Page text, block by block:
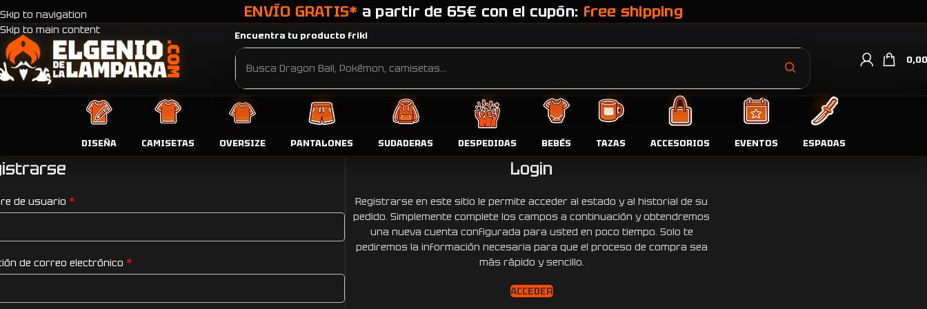
Skip to navigation
Skip to main content
ENVÍO GRATIS* a partir de 65€ con el cupón: free shipping
Encuentra tu producto friki
0,00
DISEÑA CAMISETAS OVERSIZE PANTALONES SUDADERAS DESPEDIDAS BEBÉS TAZAS ACCESORIOS EVENTOS ESPADAS
¡Hola! Aquí tienes tu área personal. Gestiona desde aquí tus pedidos, direcciones y métodos de pago o canjea tus puntos para obtener descuentos en tus pedidos.
de usuario *
de correo electrónico *
Login
Registrarse en este sitio le permite acceder al estado y al historial de su
pedido. Simplemente complete los campos a continuación y obtendremos
una nueva cuenta configurada para usted en poco tiempo. Solo te
pediremos la información necesaria para que el proceso de compra sea
más rápido y sencillo.
ACCEDER